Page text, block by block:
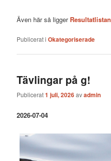
Även här så ligger Resultatlistan
Publicerat i Okategoriserade
Tävlingar på g!
Publicerat1 juli, 2026avadmin
2026-07-04